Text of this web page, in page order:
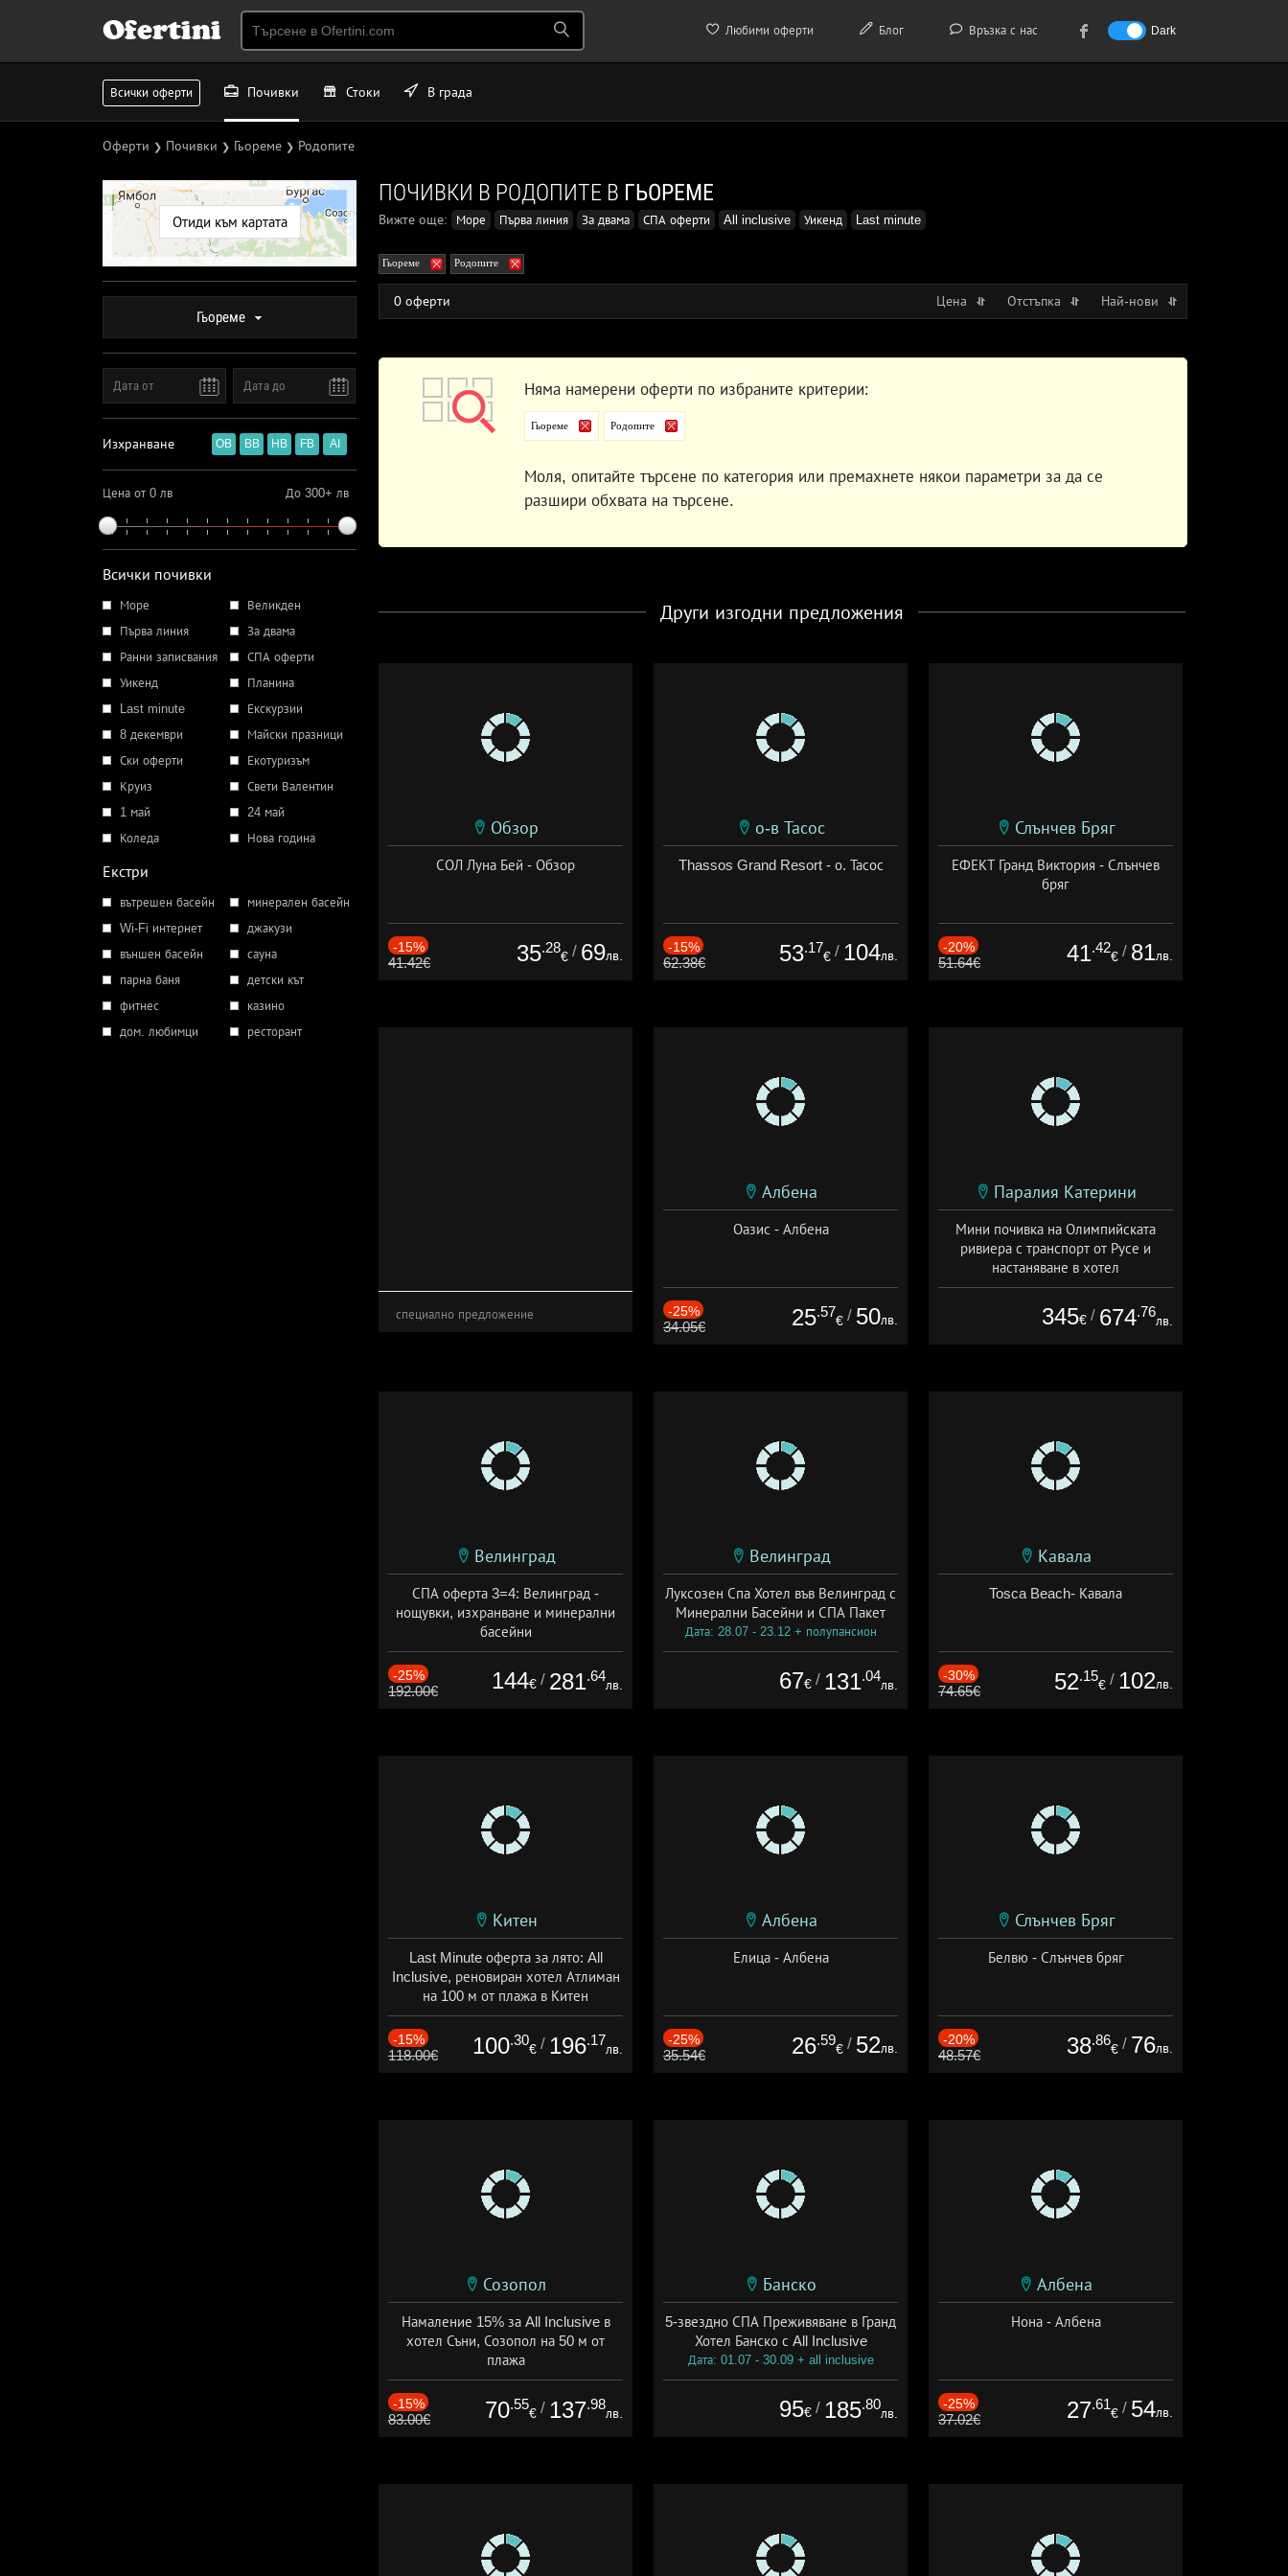
Любими оферти Блог Връзка с нас Dark
Ofertini
Всички оферти Почивки Стоки В града
Оферти ❯ Почивки ❯ Гьореме ❯ Родопите
Отиди към картата
Гьореме
Изхранване OB BB HB FB AI
Цена от 0 лв До 300+ лв
Всички почивки
Море
Великден
Първа линия
За двама
Ранни записвания
СПА оферти
Уикенд
Планина
Last minute
Екскурзии
8 декември
Майски празници
Ски оферти
Екотуризъм
Круиз
Свети Валентин
1 май
24 май
Коледа
Нова година
Екстри
вътрешен басейн
минерален басейн
Wi-Fi интернет
джакузи
външен басейн
сауна
парна баня
детски кът
фитнес
казино
дом. любимци
ресторант
ПОЧИВКИ В РОДОПИТЕ В ГЬОРЕМЕ
Вижте още: Море Първа линия За двама СПА оферти All inclusive Уикенд Last minute
Гьореме Родопите
0 оферти Цена Отстъпка Най-нови
Няма намерени оферти по избраните критерии:
Гьореме Родопите
Моля, опитайте търсене по категория или премахнете някои параметри за да се
разшири обхвата на търсене.
Други изгодни предложения
Обзор
СОЛ Луна Бей - Обзор
-15%
41.42€ 35.28
€ / 69лв.
о-в Тасос
Thassos Grand Resort - о. Тасос
-15%
62.38€ 53.17
€ / 104лв.
Слънчев Бряг
ЕФЕКТ Гранд Виктория - Слънчев
бряг
-20%
51.64€ 41.42
€ / 81лв.
специално предложение
Албена
Оазис - Албена
-25%
34.05€ 25.57
€ / 50лв.
Паралия Катерини
Мини почивка на Олимпийската
ривиера с транспорт от Русе и
настаняване в хотел
Дата: 18.09 - 23.09 + закуска
345€ / 674.76
лв.
Велинград
СПА оферта 3=4: Велинград -
нощувки, изхранване и минерални
басейни
Дата: 01.07 - 30.09 + полупансион
-25%
192.00€ 144€ / 281.64
лв.
Велинград
Луксозен Спа Хотел във Велинград с
Минерални Басейни и СПА Пакет
Дата: 28.07 - 23.12 + полупансион
67€ / 131.04
лв.
Кавала
Tosca Beach- Кавала
-30%
74.65€ 52.15
€ / 102лв.
Китен
Last Minute оферта за лято: All
Inclusive, реновиран хотел Атлиман
на 100 м от плажа в Китен
Дата: 01.06 - 29.09 + all inclusive
-15%
118.00€ 100.30
€ / 196.17
лв.
Албена
Елица - Албена
-25%
35.54€ 26.59
€ / 52лв.
Слънчев Бряг
Белвю - Слънчев бряг
-20%
48.57€ 38.86
€ / 76лв.
Созопол
Намаление 15% за All Inclusive в
хотел Съни, Созопол на 50 м от
плажа
Дата: 30.07 - 30.09 + all inclusive
-15%
83.00€ 70.55
€ / 137.98
лв.
Банско
5-звездно СПА Преживяване в Гранд
Хотел Банско с All Inclusive
Дата: 01.07 - 30.09 + all inclusive
95€ / 185.80
лв.
Албена
Нона - Албена
-25%
37.02€ 27.61
€ / 54лв.